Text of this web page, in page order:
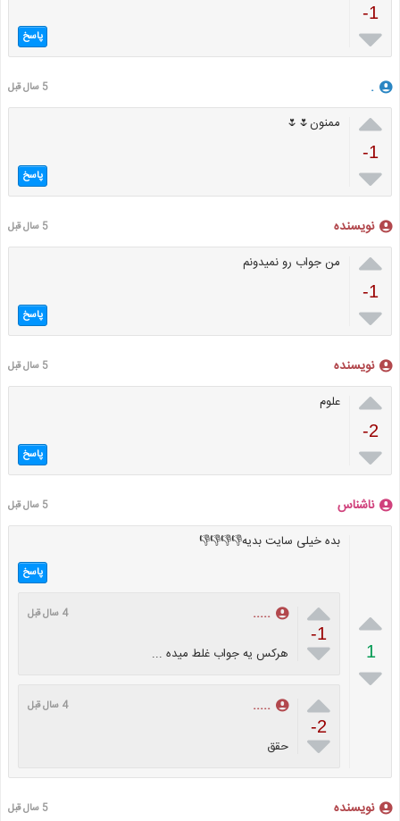
-1
 پاسخ
. 5 سال قبل

-1

ممنون🌷🌷
پاسخ
نویسنده 5 سال قبل

-1

من جواب رو نمیدونم
پاسخ
نویسنده 5 سال قبل

-2

علوم
پاسخ
ناشناس 5 سال قبل

1

بده خیلی سایت بدیه👎👎👎👎
پاسخ

-1

..... 4 سال قبل
هرکس یه جواب غلط میده ...

-2

..... 4 سال قبل
حقق
نویسنده 5 سال قبل